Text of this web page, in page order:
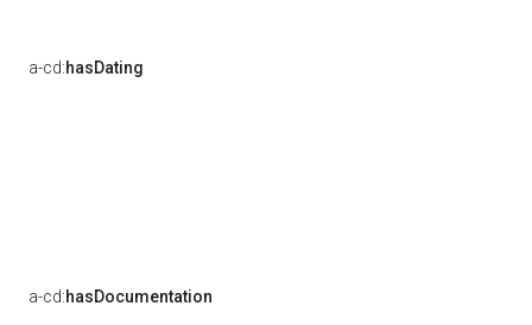
a-cd:hasDating
a-cd:hasDocumentation